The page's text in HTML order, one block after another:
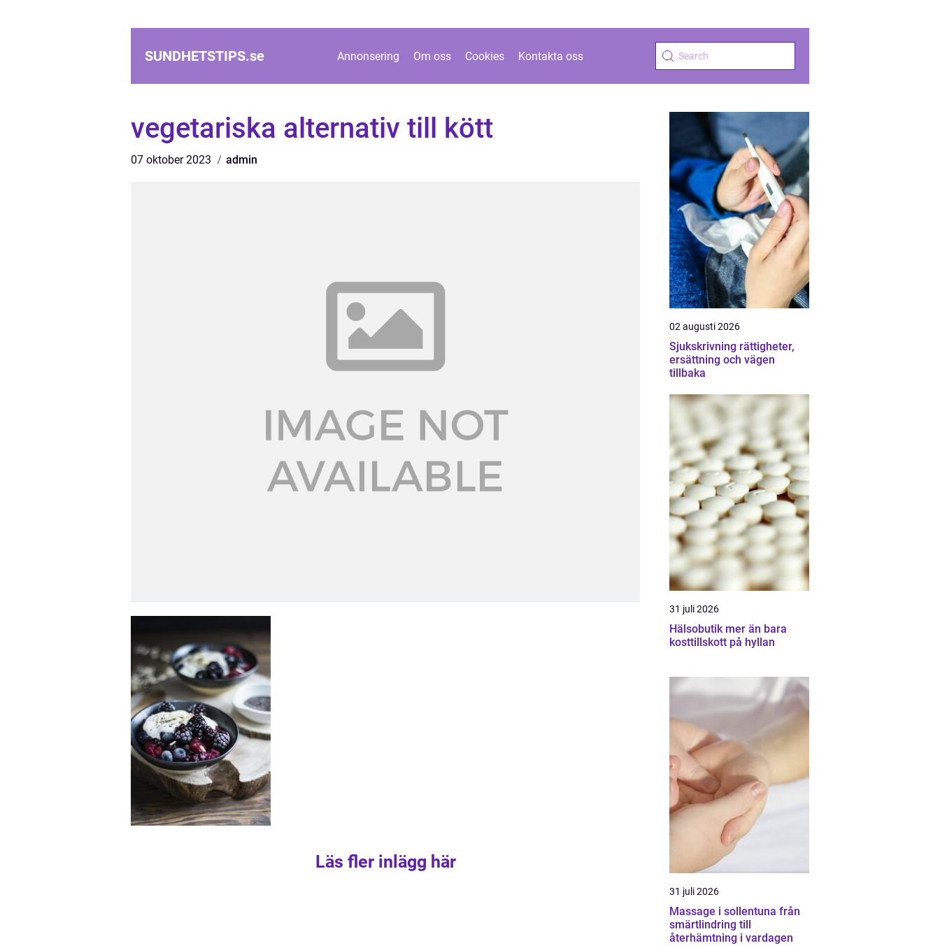
SUNDHETSTIPS.se Annonsering Om oss Cookies Kontakta oss
vegetariska alternativ till kött
07 oktober 2023 admin
Läs fler inlägg här
02 augusti 2026
Sjukskrivning rättigheter,
ersättning och vägen
tillbaka
31 juli 2026
Hälsobutik mer än bara
kosttillskott på hyllan
31 juli 2026
Massage i sollentuna från
smärtlindring till
återhämtning i vardagen